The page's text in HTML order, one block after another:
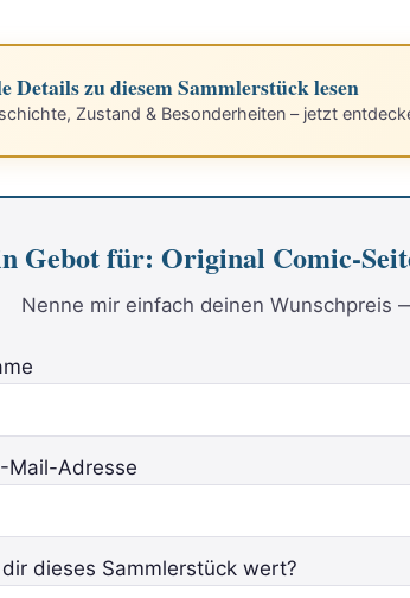
Details zu diesem Sammlerstück lesen
Zustand & Besonderheiten – jetzt
Gebot für: Original Comic-
Nenne mir einfach deinen Wunschpreis
Mail-Adresse
dieses Feld leer.
dieses Sammlerstück wert?